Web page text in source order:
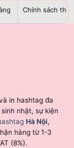
Chính sách
in hashtag đa
nhật, sự kiện
Hà Nội,
hàng từ 1-3
(8%).